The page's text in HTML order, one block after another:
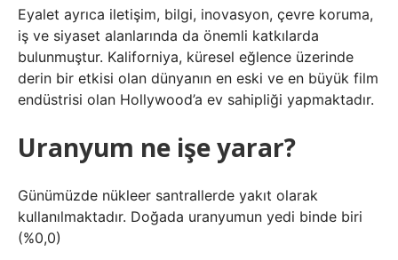
Eyalet ayrıca iletişim, bilgi, inovasyon, çevre koruma,
iş ve siyaset alanlarında da önemli katkılarda
bulunmuştur. Kaliforniya, küresel eğlence üzerinde
derin bir etkisi olan dünyanın en eski ve en büyük film
endüstrisi olan Hollywood’a ev sahipliği yapmaktadır.
Uranyum ne işe yarar?
Günümüzde nükleer santrallerde yakıt olarak
kullanılmaktadır. Doğada uranyumun yedi binde biri
(%0,0)